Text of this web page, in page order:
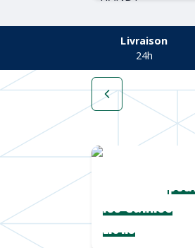
Livraison
24h
les Cannes
Lions